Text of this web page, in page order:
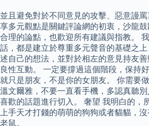
並且避免對於不同意見的攻擊、惡意謾
享多元觀點是關鍵評論網的初衷，沙龍
合理的論點，也歡迎所有建議與指教。
話，都是建立於尊重多元聲音的基礎之
述自己的想法，並對於相左的意見持友
良性互動。 一定要撐過這個階段，保持
就只是朋友，不是你的女朋友。 你需要
溫文爾雅，不要一直看手機，多認真聽
喜歡的話題進行切入。 奢望 我明白的，
上手天才打錢的萌萌的狗狗或者貓貓，
老鼠。